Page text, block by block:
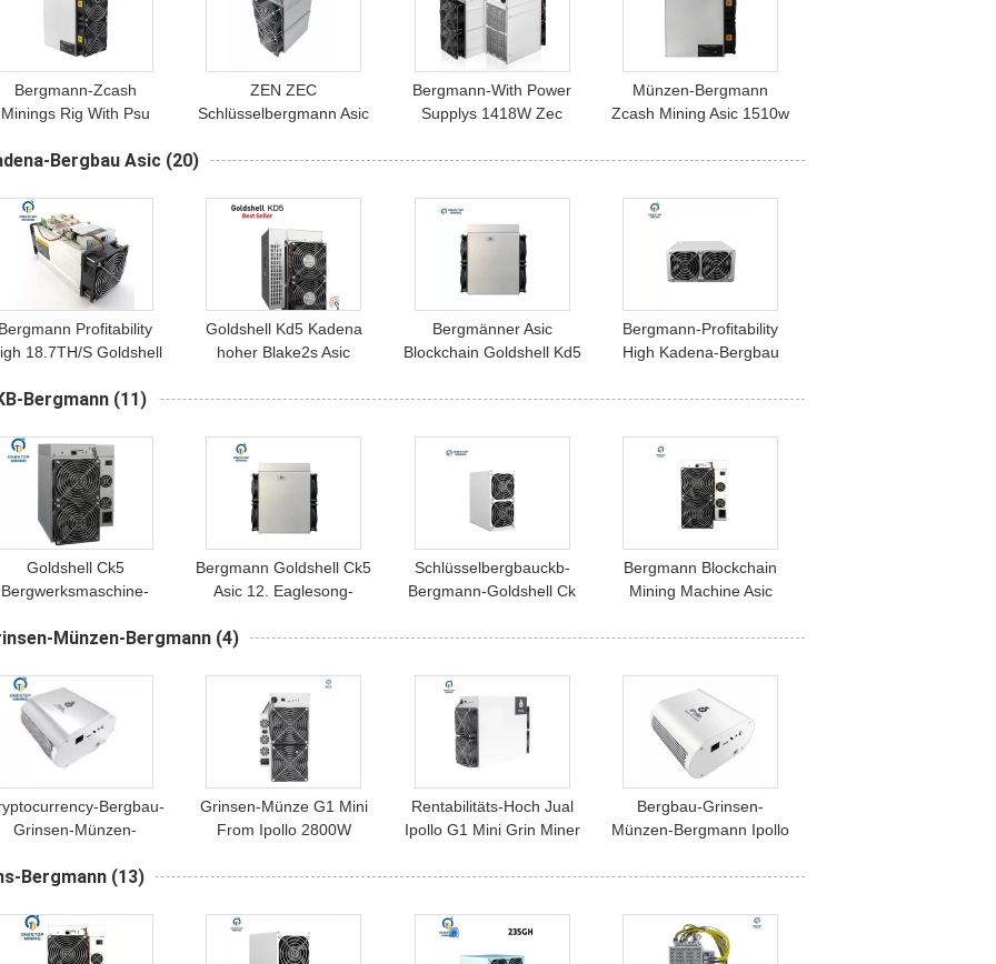
Bergmann-Zcash
Minings Rig With Psu
Ksol/S Equihash Asic
ZEN ZEC
Schlüsselbergmann Asic
Bitmain Antminers Z15
Bergmann-With Power
Supplys 1418W Zec
Equihash Bergmann
Münzen-Bergmann
Zcash Mining Asic 1510w
Z15 420ksol/S Equihash
Bergbau Asic (20)
Bergmann Profitability
18.7TH/S Goldshell
Kda-
Goldshell Kd5 Kadena
hoher Blake2s Asic
Bergmann-18.
200x264x290mm
Bergmänner Asic
Blockchain Goldshell Kd5
Th/S 2250W Kda
Bergmann-Profitability
High Kadena-Bergbau
Goldshell Kd2 Kadena
Bergmann (11)
Goldshell Ck5
Bergwerksmaschine-
Bergmann-12th/S
Bergmann Goldshell Ck5
Asic 12. Eaglesong-
Cryptocurrency
Schlüsselbergbauckb-
Bergmann-Goldshell Ck
215W
Bergmann Blockchain
Mining Machine Asic
Ckb Asic
Münzen-Bergmann (4)
Bergbau-
Grinsen-Münzen-
Asic Miner 1.4gpas/S
Grinsen-Münze G1 Mini
From Ipollo 2800W
gewinnt
Rentabilitäts-Hoch Jual
Ipollo G1 Mini Grin Miner
Bergbau-Grinsen-
Münzen-Bergmann Ipollo
1.4gpas/S 100w
Bergmann (13)